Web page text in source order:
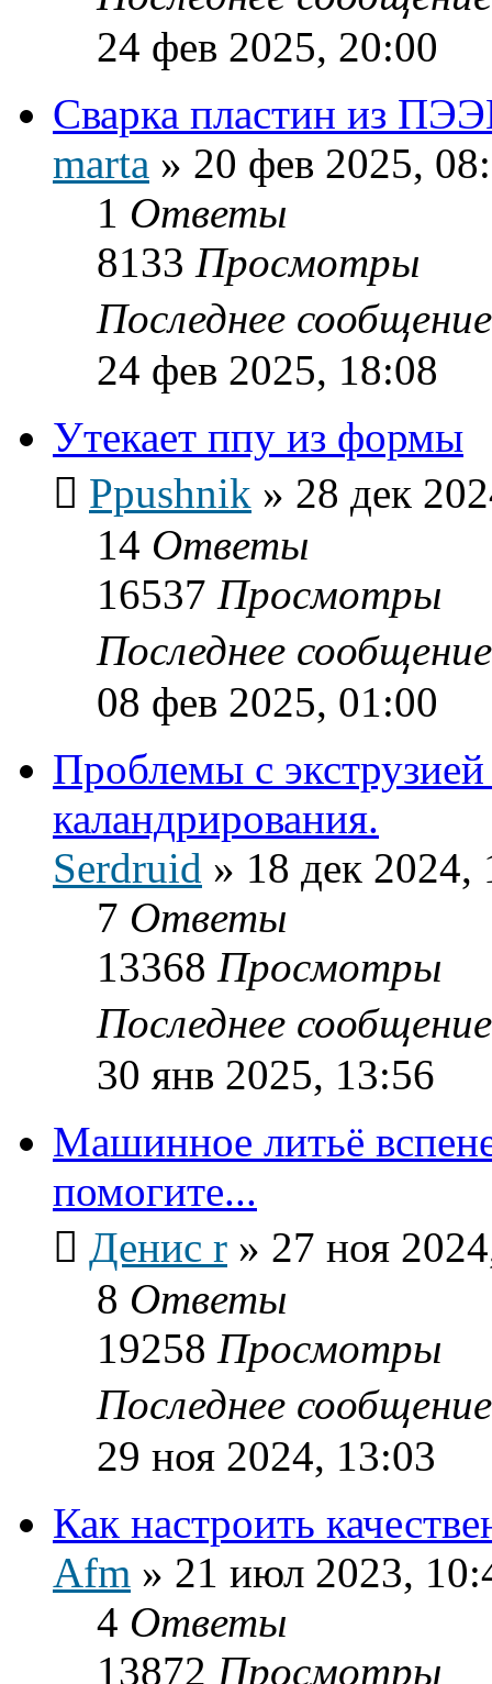
24 фев 2025, 20:00
Сварка пластин из
marta » 20 фев 2025,
1 Ответы
8133 Просмотры
Последнее
24 фев 2025, 18:08
Утекает ппу из формы
Ppushnik » 28 дек
14 Ответы
16537 Просмотры
Последнее
08 фев 2025, 01:00
Проблемы с
каландрирования.
Serdruid » 18 дек 2024,
7 Ответы
13368 Просмотры
Последнее
30 янв 2025, 13:56
Машинное литьё
помогите...
Денис r » 27 ноя
8 Ответы
19258 Просмотры
Последнее
29 ноя 2024, 13:03
Как настроить
Afm » 21 июл 2023,
4 Ответы
13872 Просмотры